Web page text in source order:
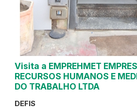
Visita a EMPREHMET
RECURSOS HUMANOS E
DO TRABALHO LTDA
DEFIS